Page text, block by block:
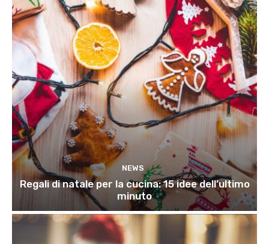
NEWS
Regali di natale per la cucina: 15 idee dell’ultimo
minuto